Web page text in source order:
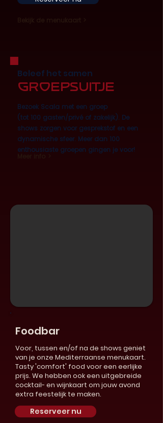
Beleef het samen
Groepsuitje
Bezoek Scala met een groep
(tot 100 gasten/privé of zakelijk). De
shows zorgen voor gesprekstof en een
dynamische sfeer. Meer dan 100
enthousiaste groepen gingen je voor!
Foodbar
Voor, tussen en/of na de shows geniet
van je onze Mediterraanse menukaart.
Tasty 'comfort' food voor een eerlijke
prijs. We hebben ook een uitgebreide
cocktail- en wijnkaart om jouw avond
extra feestelijk te maken.
Reserveer nu